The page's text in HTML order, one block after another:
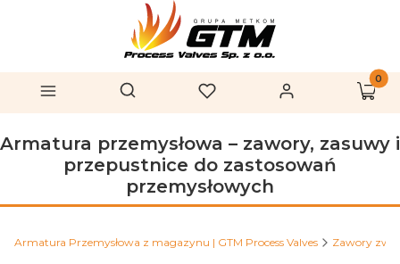
Menu Otwórz wyszukiwarkę
Szukaj Ulubione Zaloguj się
Armatura przemysłowa – zawory, zasuwy i
przepustnice do zastosowań
przemysłowych
Armatura Przemysłowa z magazynu | GTM Process Valves Zawory